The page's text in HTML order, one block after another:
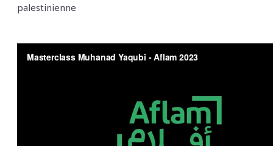
palestinienne